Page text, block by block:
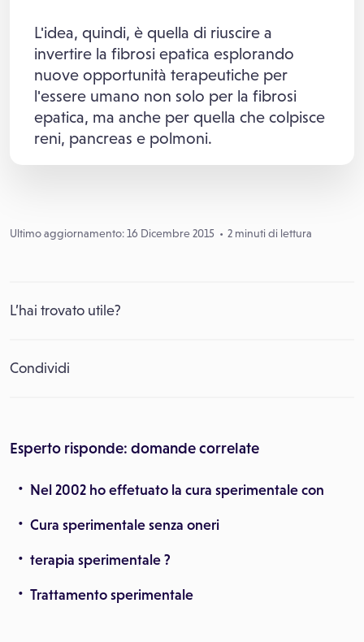
L'idea, quindi, è quella di riuscire a
invertire la fibrosi epatica esplorando
nuove opportunità terapeutiche per
l'essere umano non solo per la fibrosi
epatica, ma anche per quella che colpisce
reni, pancreas e polmoni.
Ultimo aggiornamento: 16 Dicembre 2015 2 minuti di lettura
L’hai trovato utile?
Condividi
Esperto risponde: domande correlate
Nel 2002 ho effetuato la cura sperimentale con
Cura sperimentale senza oneri
terapia sperimentale ?
Trattamento sperimentale